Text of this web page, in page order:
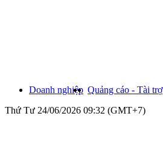
Doanh nghiệp Quảng cáo - Tài trợ
Thứ Tư 24/06/2026 09:32 (GMT+7)